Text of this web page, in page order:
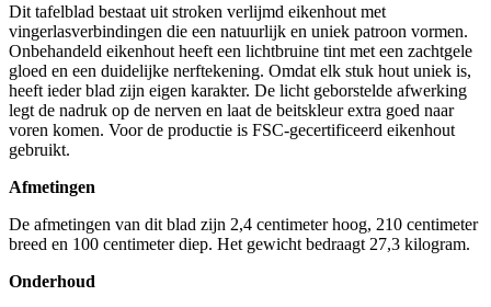
Dit tafelblad bestaat uit stroken verlijmd eikenhout met
vingerlasverbindingen die een natuurlijk en uniek patroon vormen.
Onbehandeld eikenhout heeft een lichtbruine tint met een zachtgele
gloed en een duidelijke nerftekening. Omdat elk stuk hout uniek is,
heeft ieder blad zijn eigen karakter. De licht geborstelde afwerking
legt de nadruk op de nerven en laat de beitskleur extra goed naar
voren komen. Voor de productie is FSC-gecertificeerd eikenhout
gebruikt.
Afmetingen
De afmetingen van dit blad zijn 2,4 centimeter hoog, 210 centimeter
breed en 100 centimeter diep. Het gewicht bedraagt 27,3 kilogram.
Onderhoud